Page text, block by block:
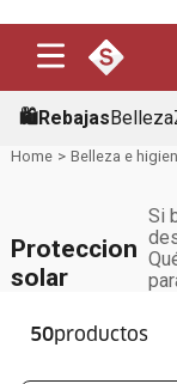
🛍️RebajasBelleza
Belleza e
Proteccion
solar
Si
50